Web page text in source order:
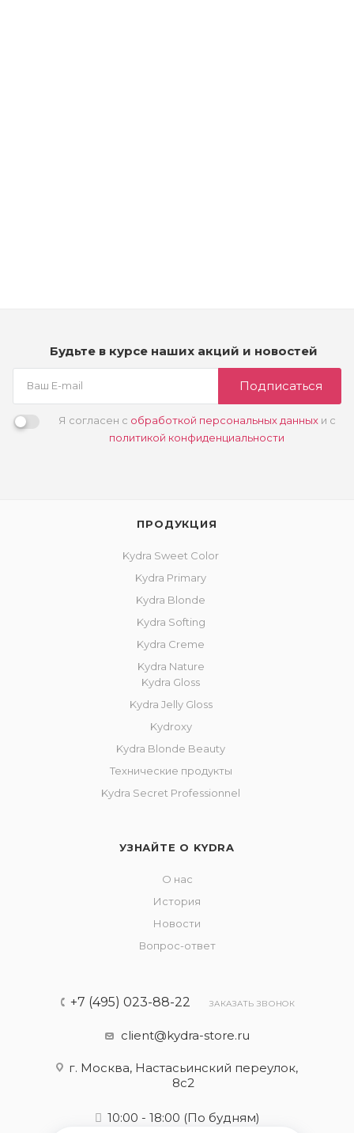
Будьте в курсе наших акций и новостей
Подписаться
Я согласен с обработкой персональных данныхи с
политикой конфиденциальности
ПРОДУКЦИЯ
Kydra Sweet Color
Kydra Primary
Kydra Blonde
Kydra Softing
Kydra Creme
Kydra Nature
Kydra Gloss
Kydra Jelly Gloss
Kydroxy
Kydra Blonde Beauty
Технические продукты
Kydra Secret Professionnel
УЗНАЙТЕ О KYDRA
О нас
История
Новости
Вопрос-ответ
+7 (495) 023-88-22 ЗАКАЗАТЬ ЗВОНОК
client@kydra-store.ru
г. Москва, Настасьинский переулок,
8с2
10:00 - 18:00 (По будням)